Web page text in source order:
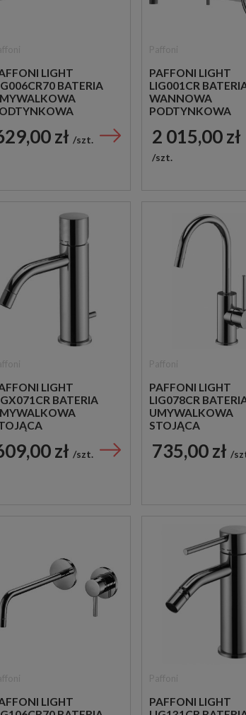
LIGHT
BATERIA
zł szt.
PAFFONI LIGHT
LIG001CR
WANNOWA
PODTYNKOWA
CHROM
2 015,00 zł
szt.
LIGHT
BATERIA
zł szt.
PAFFONI LIGHT
LIG078CR
UMYWALKOWA
STOJĄCA
CHROM
735,00 zł
LIGHT
PAFFONI LIGHT